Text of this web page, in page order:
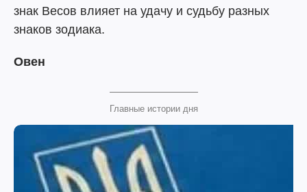
знак Весов влияет на удачу и судьбу разных
знаков зодиака.
Овен
Главные истории дня